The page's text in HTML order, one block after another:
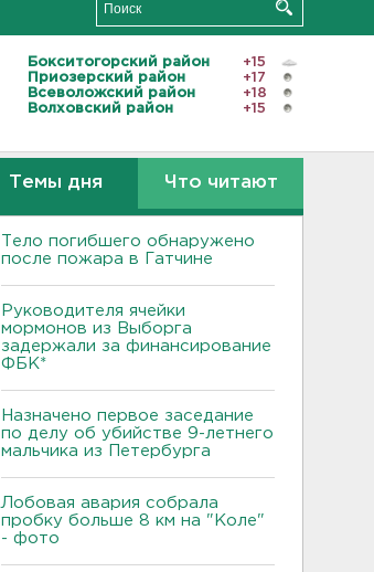
Бокситогорский район
+15
Приозерский район
+17
Всеволожский район
+18
Волховский район
+15
Темы дня Что читают
Тело погибшего обнаружено
после пожара в Гатчине
Руководителя ячейки
мормонов из Выборга
задержали за финансирование
ФБК*
Назначено первое заседание
по делу об убийстве 9-летнего
мальчика из Петербурга
Лобовая авария собрала
пробку больше 8 км на "Коле"
- фото